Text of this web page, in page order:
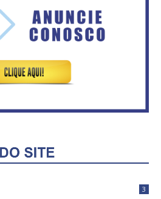
o GDF, quer unir Esquerda e
empolga militância do PT
3